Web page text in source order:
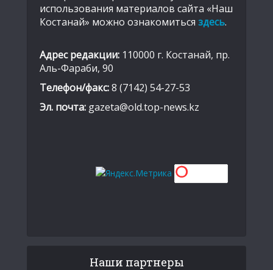
использования материалов сайта «Наш
Костанай» можно ознакомиться здесь.
Адрес редакции: 110000 г. Костанай, пр.
Аль-Фараби, 90
Телефон/факс:8 (7142) 54-27-53
Эл. почта: gazeta@old.top-news.kz
Наши партнеры